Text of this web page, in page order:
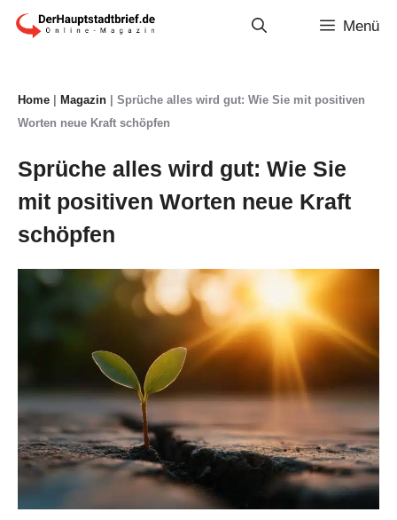
Zum
Menü
Home Magazin
Sprüche alles wird gut: Wie Sie mit positiven
Worten neue Kraft schöpfen
Sprüche alles wird gut: Wie Sie
mit positiven Worten neue Kraft
schöpfen